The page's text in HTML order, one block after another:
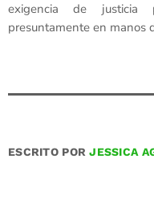
exigencia de justicia
presuntamente en manos
ESCRITO PORJESSICA